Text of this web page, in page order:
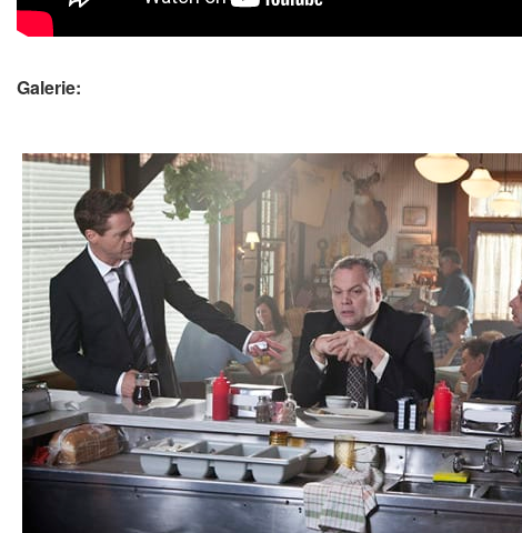
Galerie: